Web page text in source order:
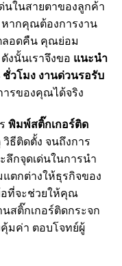
นในสายตาของลูกค้า
หากคุณต้องการงาน
ลอดคืน คุณย่อม
งนั้นเราจึงขอ แนะนำ
ชั่วโมง งานด่วนรอรับ
รของคุณได้จริง
พิมพ์สติ๊กเกอร์ติด
วิธีติดตั้ง จนถึงการ
ลึกจุดเด่นในการนำ
แตกต่างให้ธุรกิจของ
อที่จะช่วยให้คุณ
นสติ๊กเกอร์ติดกระจก
มค่า ตอบโจทย์ผู้